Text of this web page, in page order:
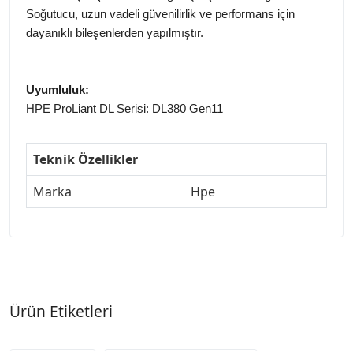
Soğutucu, uzun vadeli güvenilirlik ve performans için
dayanıklı bileşenlerden yapılmıştır.
Uyumluluk:
HPE ProLiant DL Serisi: DL380 Gen11
Teknik Özellikler
Marka
Hpe
Ürün Etiketleri